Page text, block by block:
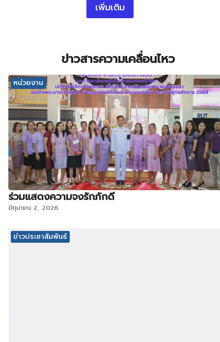
เพิ่มเติม
ข่าวสารความเคลื่อนไหว
หน่วยงาน
ร่วมแสดงความจงรักภักดี
มิถุนายน 2, 2026
ข่าวประชาสัมพันธ์